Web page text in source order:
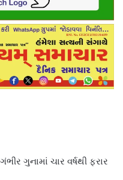
ગુનામાં ચાર વર્ષથી ફરાર